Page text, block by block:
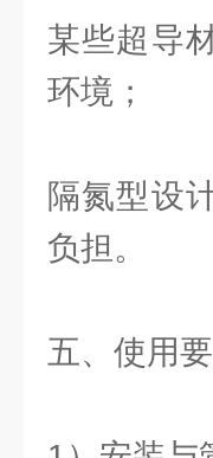
某些超导
环境；
隔氮型设
负担。
五、使用